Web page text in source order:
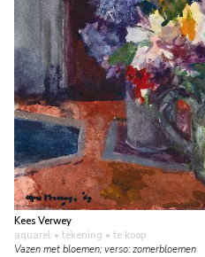
Kees Verwey
aquarel • tekening • te koop
Vazen met bloemen; verso: zomerbloemen